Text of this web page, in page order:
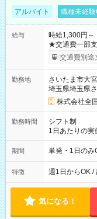
アルバイト 職種未経験
給与
時給1,300円～
★交通費一部支給 時給1,300円～ ※試験・役割によ
※勤務回数に
り！】 希望さ
例】 ・河合塾
×8時間＝日収
円の場合あり
円（役割手当＋
間】試用期間な
交通費別途
勤務地
さいたま市大
埼玉県埼玉県
株式会社全
勤務時間
シフト制
1日あたりの
間は 試験に
期間 単発・1日のみ
特徴 週1日からOK /
気になる！